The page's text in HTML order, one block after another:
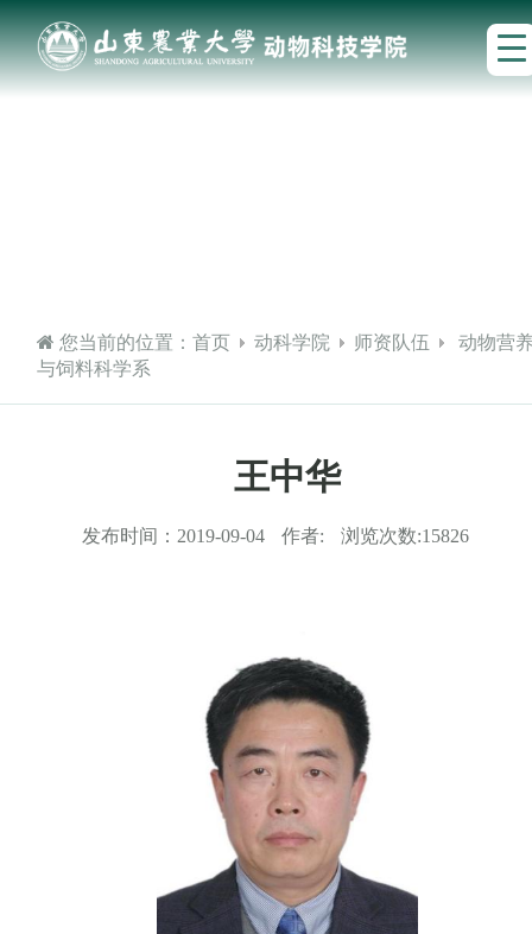
您当前的位置：首页 动科学院 师资队伍
动物营
与饲料科学系
王中华
发布时间： 2019-09-04 作者: 浏览次数:15826